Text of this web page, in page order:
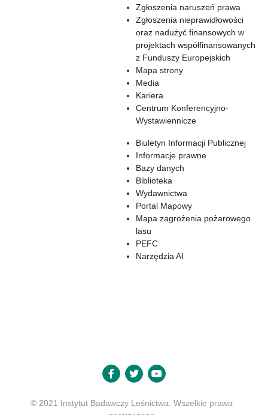
Zgłoszenia naruszeń prawa
Zgłoszenia nieprawidłowości
oraz nadużyć finansowych w
projektach współfinansowanych
z Funduszy Europejskich
Mapa strony
Media
Kariera
Centrum Konferencyjno-
Wystawiennicze
Biuletyn Informacji Publicznej
Informacje prawne
Bazy danych
Biblioteka
Wydawnictwa
Portal Mapowy
Mapa zagrożenia pożarowego
lasu
PEFC
Narzędzia AI
© 2021 Instytut Badawczy Leśnictwa. Wszelkie prawa